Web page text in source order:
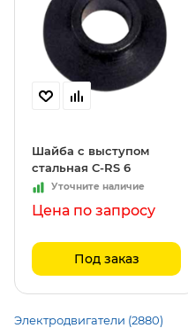
Шайба с выступом
стальная C-RS 6
Уточните наличие
Цена по запросу
Под заказ
Электродвигатели (2880)